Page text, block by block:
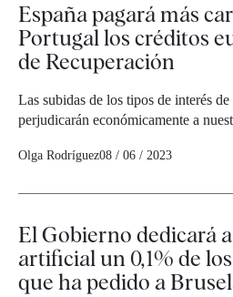
España pagará más
Portugal los créditos
de Recuperación
Las subidas de los tipos de interés
perjudicarán económicamente a
Olga Rodríguez08 / 06 / 2023
El Gobierno dedicará
artificial un 0,1% de
que ha pedido a